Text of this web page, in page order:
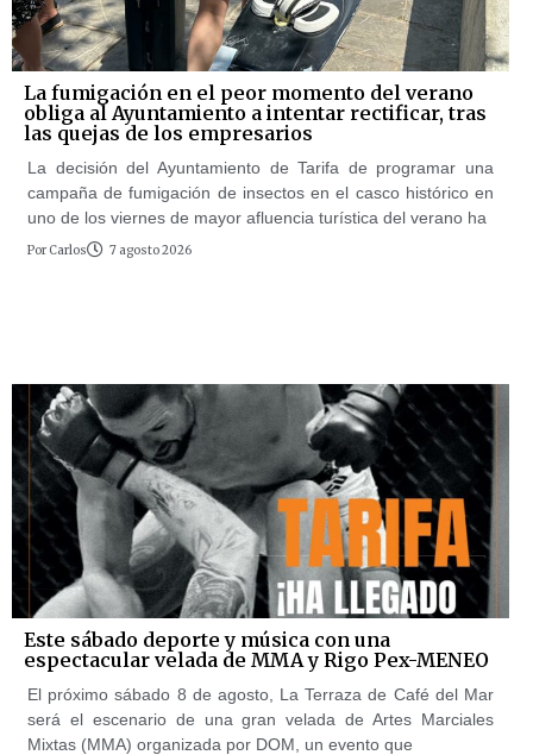
La fumigación en el peor momento del verano
obliga al Ayuntamiento a intentar rectificar, tras
las quejas de los empresarios
La decisión del Ayuntamiento de Tarifa de programar una
campaña de fumigación de insectos en el casco histórico en
uno de los viernes de mayor afluencia turística del verano ha
Por Carlos 7 agosto 2026
Este sábado deporte y música con una
espectacular velada de MMA y Rigo Pex-MENEO
El próximo sábado 8 de agosto, La Terraza de Café del Mar
será el escenario de una gran velada de Artes Marciales
Mixtas (MMA) organizada por DOM, un evento que